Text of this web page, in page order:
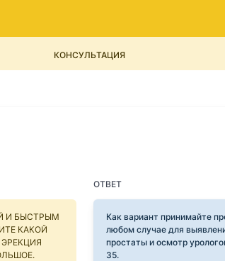
КОНСУЛЬТАЦИЯ
И БЫСТРЫМ
КАКОЙ
ОТВЕТ
Как вариант принимайте
любом случае для
простаты и осмотр
35.